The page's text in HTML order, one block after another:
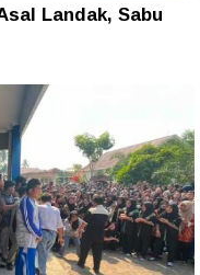
Landak, Sabu